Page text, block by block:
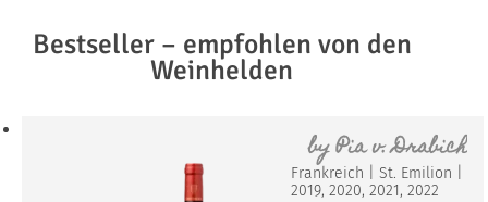
Bestseller – empfohlen von den
Weinhelden
byPia v. Drabich
Frankreich |St. Emilion
2019, 2020, 2021, 2022